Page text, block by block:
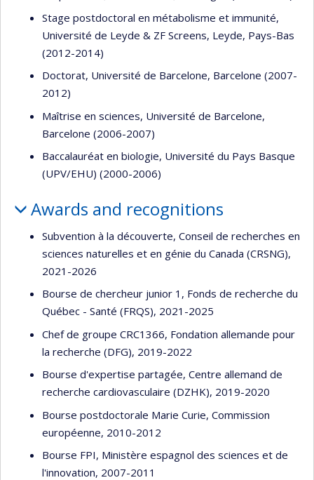
Stage postdoctoral en métabolisme et immunité,
Université de Leyde & ZF Screens, Leyde, Pays-Bas
(2012-2014)
Doctorat, Université de Barcelone, Barcelone (2007-
2012)
Maîtrise en sciences, Université de Barcelone,
Barcelone (2006-2007)
Baccalauréat en biologie, Université du Pays Basque
(UPV/EHU) (2000-2006)
Awards and recognitions
Subvention à la découverte, Conseil de recherches en
sciences naturelles et en génie du Canada (CRSNG),
2021-2026
Bourse de chercheur junior 1, Fonds de recherche du
Québec - Santé (FRQS), 2021-2025
Chef de groupe CRC1366, Fondation allemande pour
la recherche (DFG), 2019-2022
Bourse d'expertise partagée, Centre allemand de
recherche cardiovasculaire (DZHK), 2019-2020
Bourse postdoctorale Marie Curie, Commission
européenne, 2010-2012
Bourse FPI, Ministère espagnol des sciences et de
l'innovation, 2007-2011